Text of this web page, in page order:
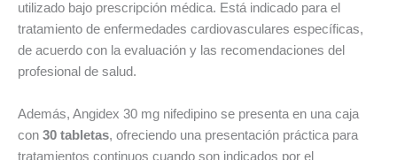
utilizado bajo prescripción médica. Está indicado para el
tratamiento de enfermedades cardiovasculares específicas,
de acuerdo con la evaluación y las recomendaciones del
profesional de salud.
Además, Angidex 30 mg nifedipino se presenta en una caja
con 30 tabletas, ofreciendo una presentación práctica para
tratamientos continuos cuando son indicados por el